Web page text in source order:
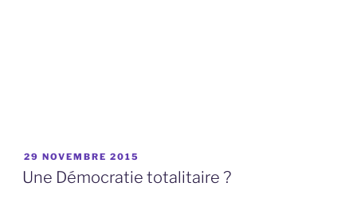
PUBLIÉ
LE
29 NOVEMBRE 2015
Une Démocratie totalitaire ?